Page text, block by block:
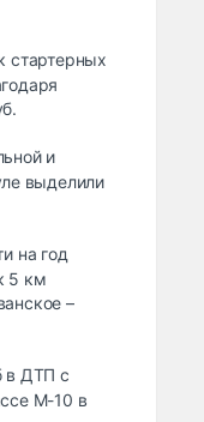
стартерных
и
выделили
на год
5 км
–
в ДТП с
М-10 в